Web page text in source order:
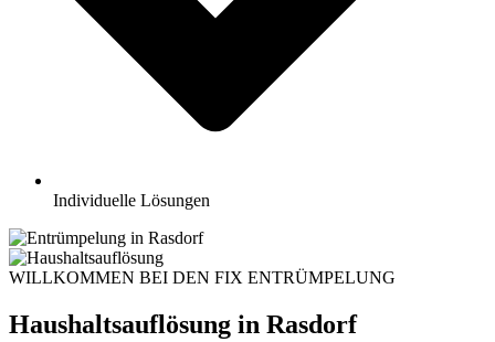
Individuelle Lösungen
WILLKOMMEN BEI DEN FIX ENTRÜMPELUNG
Haushaltsauflösung in Rasdorf